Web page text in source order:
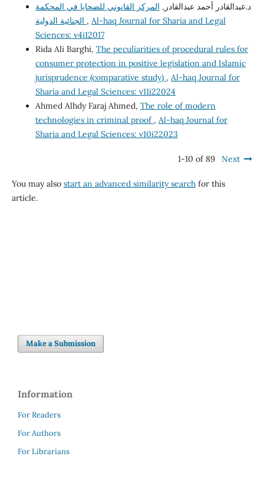
د.عبدالقادر أحمد عبدالقادر, المركز القانوني للضحايا في المحكمة
, Al-haq Journal for Sharia and Legal
Sciences: v4i12017
Rida Ali Barghi, The peculiarities of procedural rules for
consumer protection in positive legislation and Islamic
jurisprudence (comparative study) , Al-haq Journal for
Sharia and Legal Sciences: v11i22024
Ahmed Alhdy Faraj Ahmed, The role of modern
technologies in criminal proof , Al-haq Journal for
Sharia and Legal Sciences: v10i22023
1-10 of 89 Next
You may also start an advanced similarity searchfor this
article.
Make a Submission
Information
For Readers
For Authors
For Librarians